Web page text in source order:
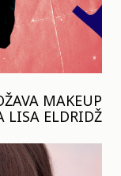
MAKEUP
LISA ELDRIDŽ